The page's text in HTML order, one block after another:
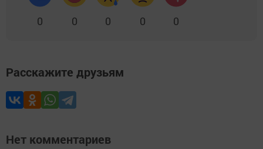
0 0 0 0 0
Расскажите друзьям
Нет комментариев